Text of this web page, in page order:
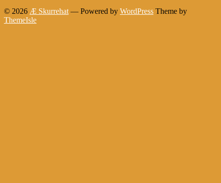
© 2026 Æ Skurrehat — Powered by WordPress Theme by
ThemeIsle